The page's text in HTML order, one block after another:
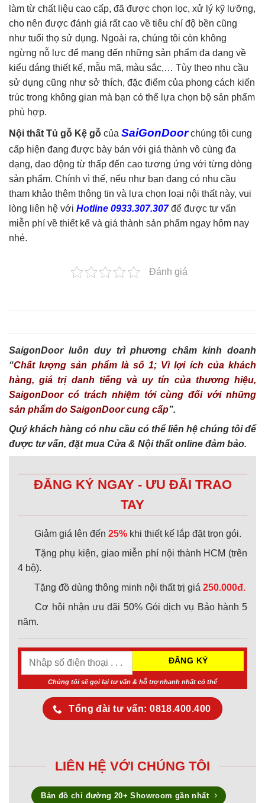
làm từ chất liệu cao cấp, đã được chọn lọc, xử lý kỹ lưỡng,
cho nên được đánh giá rất cao về tiêu chí độ bền cũng
như tuổi thọ sử dụng. Ngoài ra, chúng tôi còn không
ngừng nỗ lực để mang đến những sản phẩm đa dạng về
kiểu dáng thiết kế, mẫu mã, màu sắc,… Tùy theo nhu cầu
sử dụng cũng như sở thích, đặc điểm của phong cách kiến
trúc trong không gian mà bạn có thể lựa chọn bộ sản phẩm
phù hợp.
Nội thất Tủ gỗ Kệ gỗ của SaiGonDoorchúng tôi cung
cấp hiện đang được bày bán với giá thành vô cùng đa
dạng, dao động từ thấp đến cao tương ứng với từng dòng
sản phẩm. Chính vì thế, nếu như bạn đang có nhu cầu
tham khảo thêm thông tin và lựa chọn loại nội thất này, vui
lòng liên hệ với Hotline 0933.307.307để được tư vấn
miễn phí về thiết kế và giá thành sản phẩm ngay hôm nay
nhé.
Đánh giá
SaigonDoor luôn duy trì phương châm kinh doanh
“Chất lượng sản phẩm là số 1; Vì lợi ích của khách
hàng, giá trị danh tiếng và uy tín của thương hiệu,
SaigonDoor có trách nhiệm tới cùng đối với những
sản phẩm do SaigonDoor cung cấp”.
Quý khách hàng có nhu cầu có thể liên hệ chúng tôi để
được tư vấn, đặt mua Cửa & Nội thất online đảm bảo.
ĐĂNG KÝ NGAY - ƯU ĐÃI TRAO
TAY
Giảm giá lên đến 25% khi thiết kế lắp đặt trọn gói.
Tặng phụ kiện, giao miễn phí nội thành HCM (trên
4 bộ).
Tặng đồ dùng thông minh nội thất trị giá 250.000đ.
Cơ hội nhận ưu đãi 50% Gói dịch vụ Bảo hành 5
năm.
Chúng tôi sẽ gọi lại tư vấn & hỗ trợ nhanh nhất có thể
Tổng đài tư vấn: 0818.400.400
LIÊN HỆ VỚI CHÚNG TÔI
Bản đồ chỉ đường 20+ Showroom gần nhất